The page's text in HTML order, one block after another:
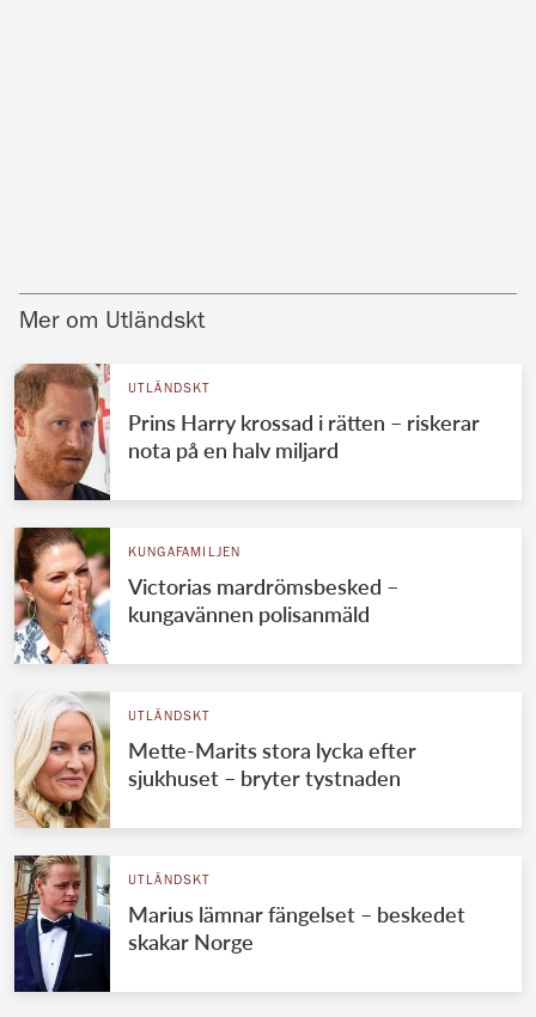
Mer om Utländskt
UTLÄNDSKT
Prins Harry krossad i rätten – riskerar
nota på en halv miljard
KUNGAFAMILJEN
Victorias mardrömsbesked –
kungavännen polisanmäld
UTLÄNDSKT
Mette-Marits stora lycka efter
sjukhuset – bryter tystnaden
UTLÄNDSKT
Marius lämnar fängelset – beskedet
skakar Norge